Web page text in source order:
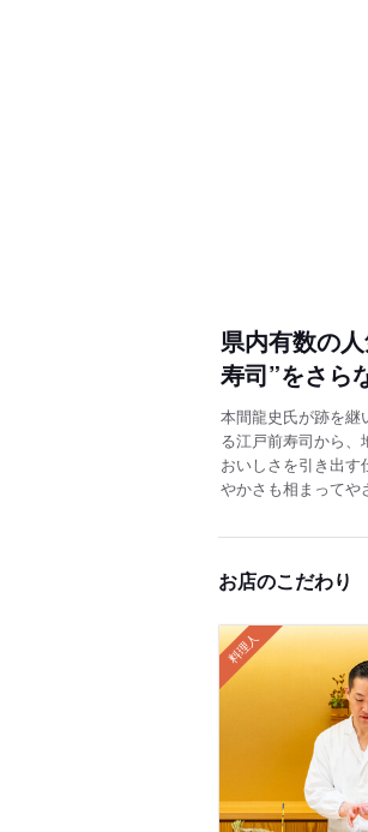
県内有数の
寿司”をさら
本間龍史氏が跡を継
る江戸前寿司から、
おいしさを引き出
やかさも相まってや
お店のこだわり
料理人